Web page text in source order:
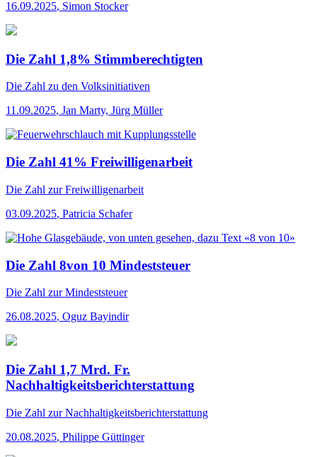
16.09.2025, Simon Stocker
Die Zahl 1,8% Stimmberechtigten
Die Zahl zu den Volksinitiativen
11.09.2025, Jan Marty, Jürg Müller
Die Zahl 41% Freiwilligenarbeit
Die Zahl zur Freiwilligenarbeit
03.09.2025, Patricia Schafer
Die Zahl 8von 10 Mindeststeuer
Die Zahl zur Mindeststeuer
26.08.2025, Oguz Bayindir
Die Zahl 1,7 Mrd. Fr.
Nachhaltigkeitsberichterstattung
Die Zahl zur Nachhaltigkeitsberichterstattung
20.08.2025, Philippe Güttinger